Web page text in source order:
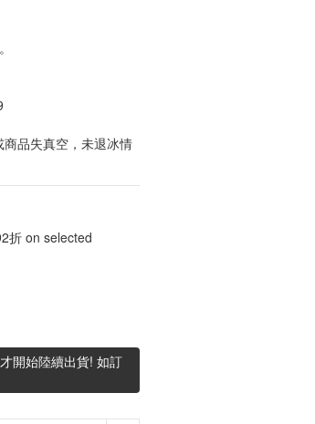
品失真空，未退冰情
折 on selected
開始陸續出貨! 如訂